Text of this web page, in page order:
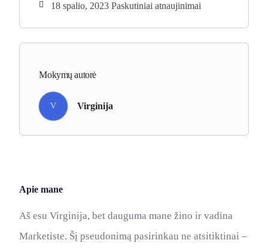
18 spalio, 2023 Paskutiniai atnaujinimai
Mokymų autorė
V Virginija
Apie mane
Aš esu Virginija, bet dauguma mane žino ir vadina
Marketiste. Šį pseudonimą pasirinkau ne atsitiktinai –